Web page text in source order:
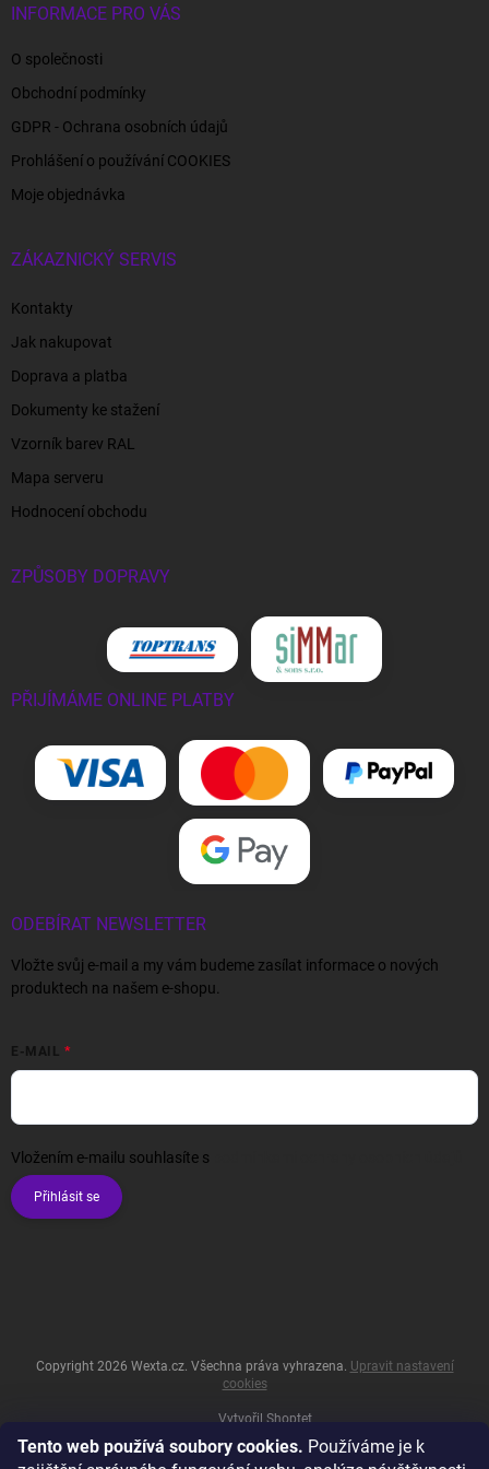
Tento web používá soubory cookies. Používáme je k
INFORMACE PRO VÁS
O společnosti
Obchodní podmínky
GDPR - Ochrana osobních údajů
Prohlášení o používání COOKIES
Moje objednávka
ZÁKAZNICKÝ SERVIS
Kontakty
Jak nakupovat
Doprava a platba
Dokumenty ke stažení
Vzorník barev RAL
Mapa serveru
Hodnocení obchodu
ZPŮSOBY DOPRAVY
PŘIJÍMÁME ONLINE PLATBY
ODEBÍRAT NEWSLETTER
Vložte svůj e-mail a my vám budeme zasílat informace o nových
produktech na našem e-shopu.
E-MAIL
Vložením e-mailu souhlasíte s
Přihlásit se
Vytvořil Shoptet
Copyright 2026 Wexta.cz. Všechna práva vyhrazena. Upravit nastavení
cookies